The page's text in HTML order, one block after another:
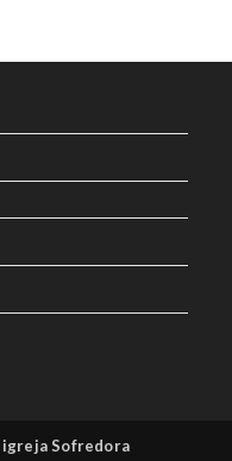
igreja Sofredora